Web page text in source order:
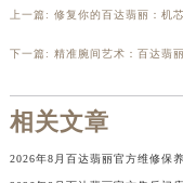
上一篇: 修复你的百达翡丽：机
下一篇: 精准腕间艺术：百达翡
相关文章